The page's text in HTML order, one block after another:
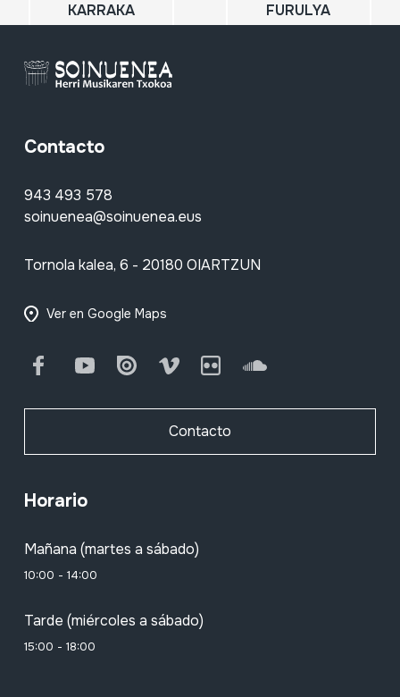
KARRAKA FURULYA
Contacto
943 493 578
soinuenea@soinuenea.eus
Tornola kalea, 6 - 20180 OIARTZUN
Ver en Google Maps
FacebookYoutube Issuu Vimeo Flickr SoundCloud
Contacto
Horario
Mañana (martes a sábado)
10:00 - 14:00
Tarde (miércoles a sábado)
15:00 - 18:00